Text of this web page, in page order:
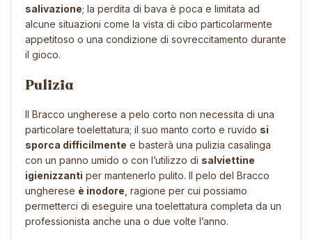
salivazione; la perdita di bava è poca e limitata ad
alcune situazioni come la vista di cibo particolarmente
appetitoso o una condizione di sovreccitamento durante
il gioco.
Pulizia
Il Bracco ungherese a pelo corto non necessita di una
particolare toelettatura; il suo manto corto e ruvido si
sporca difficilmente e basterà una pulizia casalinga
con un panno umido o con l’utilizzo di salviettine
igienizzanti per mantenerlo pulito. Il pelo del Bracco
ungherese è inodore , ragione per cui possiamo
permetterci di eseguire una toelettatura completa da un
professionista anche una o due volte l’anno.